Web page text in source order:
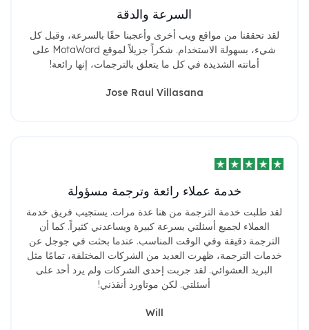
السرعة والدقة
لقد تحققنا من مواقع ويب أخرى وأعجبنا حقًا بالسرعة، وقبل كل
شيء، بسهولة الاستخدام. شكراً جزيلاً لموقع MotaWord على
أمانته الشديدة في كل ما يتعلق بالترجمات، إنها رائعة!
Jose Raul Villasana
خدمة عملاء رائعة وترجمة مسؤولة
لقد طلبت خدمة الترجمة من هنا عدة مرات. يستجيب فريق خدمة
العملاء لجميع أسئلتي بسرعة كبيرة ويساعدني كثيراً. كما أن
الترجمة دقيقة وفي الوقت المناسب. عندما بحثت في جوجل عن
خدمات الترجمة، ظهرت العديد من الشركات المختلفة، تمامًا مثل
البريد العشوائي. لقد جربت إحدى الشركات ولم يرد أحد على
أسئلتي. لكن موتاورد أنقذني!
Will